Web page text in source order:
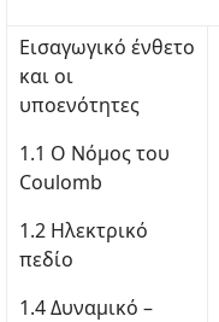
Εισαγωγικό ένθετο
και οι
υποενότητες
1.1 Ο Νόμος του
Coulomb
1.2 Ηλεκτρικό
πεδίο
1.4 Δυναμικό –